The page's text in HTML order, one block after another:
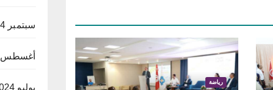
رياضة
سبتمبر 2024
أغسطس 2024
يوليو 2024